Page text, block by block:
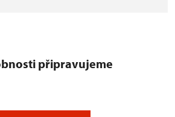
připravujeme